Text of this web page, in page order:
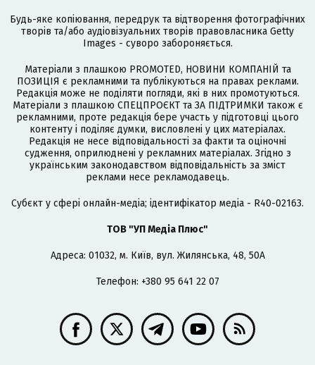
Будь-яке копіювання, передрук та відтворення фотографічних
творів та/або аудіовізуальних творів правовласника Getty
Images - суворо забороняється.
Матеріали з плашкою PROMOTED, НОВИНИ КОМПАНІЙ та
ПОЗИЦІЯ є рекламними та публікуються на правах реклами.
Редакція може не поділяти погляди, які в них промотуються.
Матеріали з плашкою СПЕЦПРОЄКТ та ЗА ПІДТРИМКИ також є
рекламними, проте редакція бере участь у підготовці цього
контенту і поділяє думки, висловлені у цих матеріалах.
Редакція не несе відповідальності за факти та оціночні
судження, оприлюднені у рекламних матеріалах. Згідно з
українським законодавством відповідальність за зміст
реклами несе рекламодавець.
Cубєкт у сфері онлайн-медіа; ідентифікатор медіа - R40-02163.
ТОВ "УП Медіа Плюс"
Адреса: 01032, м. Київ, вул. Жилянська, 48, 50А
Телефон: +380 95 641 22 07